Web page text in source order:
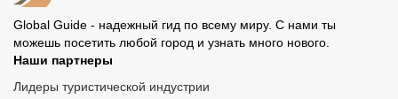
Global Guide - надежный гид по всему миру. С нами ты
можешь посетить любой город и узнать много нового.
Наши партнеры
Лидеры туристической индустрии